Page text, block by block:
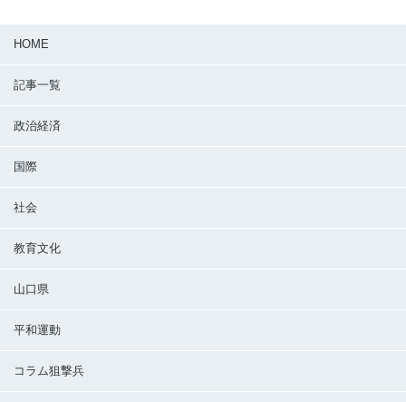
HOME
記事一覧
政治経済
国際
社会
教育文化
山口県
平和運動
コラム狙撃兵